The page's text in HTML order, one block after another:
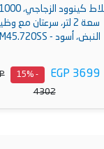
خلاط
سعة 2 لتر، سرعتان مع
النبض، أسود - BLM45.720SS
EGP 3699
4302